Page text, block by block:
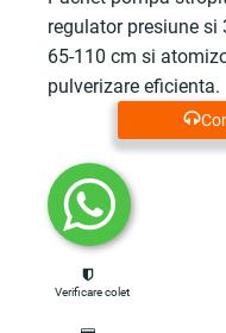
regulator presiune si
65-110 cm si
pulverizare eficienta.
Verificare colet